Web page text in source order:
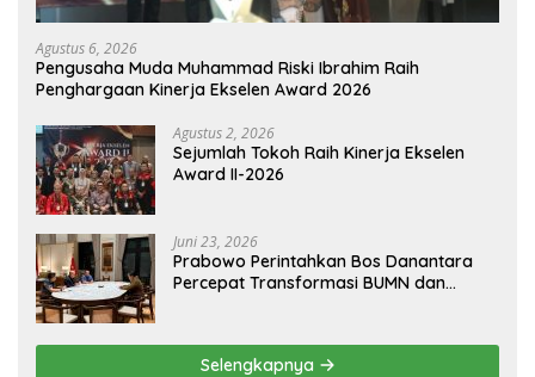
Agustus 6, 2026
Pengusaha Muda Muhammad Riski Ibrahim Raih
Penghargaan Kinerja Ekselen Award 2026
Agustus 2, 2026
Sejumlah Tokoh Raih Kinerja Ekselen
Award II-2026
Juni 23, 2026
Prabowo Perintahkan Bos Danantara
Percepat Transformasi BUMN dan
Selengkapnya